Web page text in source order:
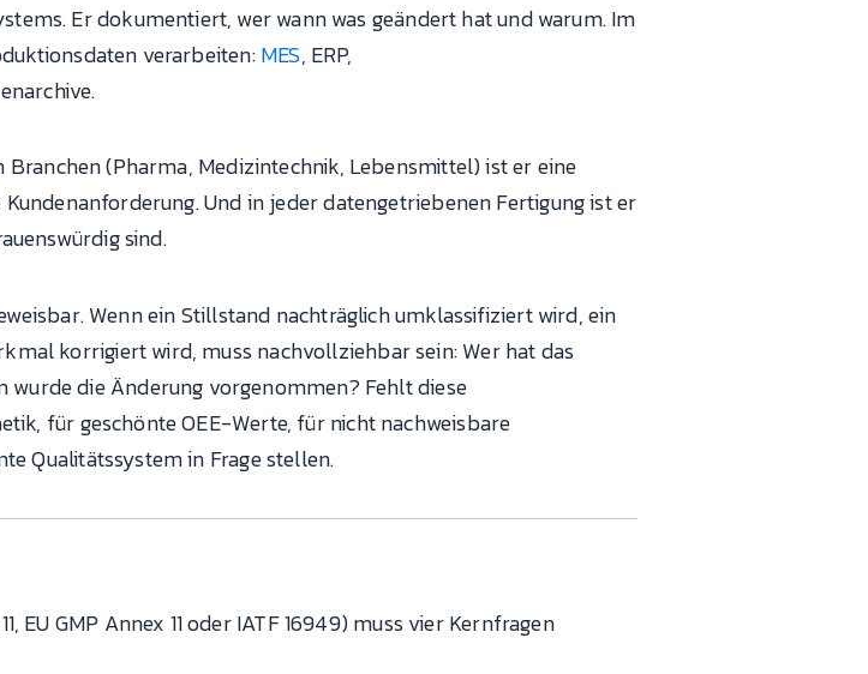
Er dokumentiert, wer wann was geändert hat und warum. Im
verarbeiten:MES, ERP,
(Pharma, Medizintechnik, Lebensmittel) ist er eine
Und in jeder datengetriebenen Fertigung ist er
sind.
Wenn ein Stillstand nachträglich umklassifiziert wird, ein
korrigiert wird, muss nachvollziehbar sein: Wer hat das
wurde die Änderung vorgenommen? Fehlt diese
für geschönte OEE-Werte, für nicht nachweisbare
Qualitätssystem in Frage stellen.
EU GMP Annex 11 oder IATF 16949) muss vier Kernfragen